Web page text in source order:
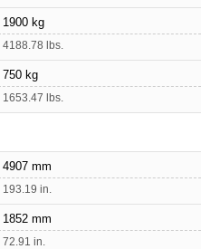
1900 kg
4188.78 lbs.
750 kg
1653.47 lbs.
4907 mm
193.19 in.
1852 mm
72.91 in.